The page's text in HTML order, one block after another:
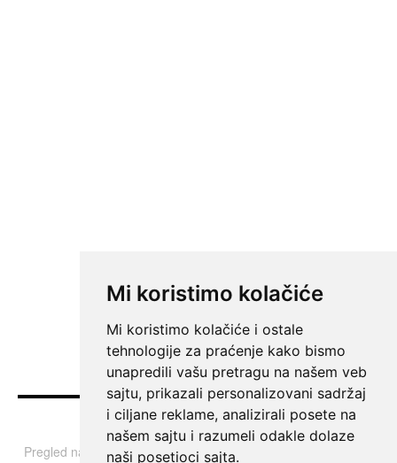
Mi koristimo kolačiće
Mi koristimo kolačiće i ostale
tehnologije za praćenje kako bismo
unapredili vašu pretragu na našem veb
sajtu, prikazali personalizovani sadržaj
i ciljane reklame, analizirali posete na
našem sajtu i razumeli odakle dolaze
naši posetioci sajta.
Vesti
Pregled najvažnijih informacija i tema iz Srbije, regiona i sveta.